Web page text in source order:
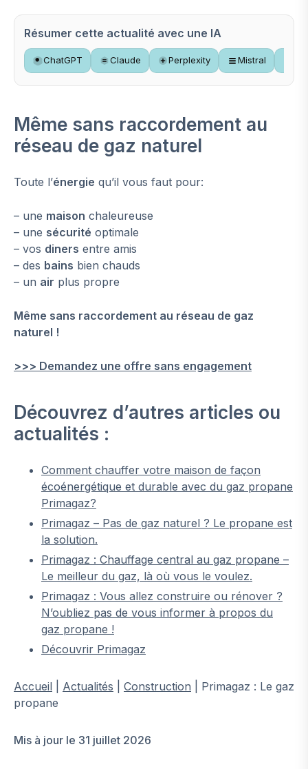
Résumer cette actualité avec une IA
ChatGPT Claude Perplexity Mistral
Même sans raccordement au
réseau de gaz naturel
Toute l’énergie qu’il vous faut pour:
– une maison chaleureuse
– une sécurité optimale
– vos diners entre amis
– des bains bien chauds
– un air plus propre
Même sans raccordement au réseau de gaz
naturel !
>>> Demandez une offre sans engagement
Découvrez d’autres articles ou
actualités :
Comment chauffer votre maison de façon
écoénergétique et durable avec du gaz propane
Primagaz?
Primagaz – Pas de gaz naturel ? Le propane est
la solution.
Primagaz : Chauffage central au gaz propane –
Le meilleur du gaz, là où vous le voulez.
Primagaz : Vous allez construire ou rénover ?
N’oubliez pas de vous informer à propos du
gaz propane !
Découvrir Primagaz
Accueil Actualités Construction
Primagaz : Le gaz
propane
Mis à jour le 31 juillet 2026